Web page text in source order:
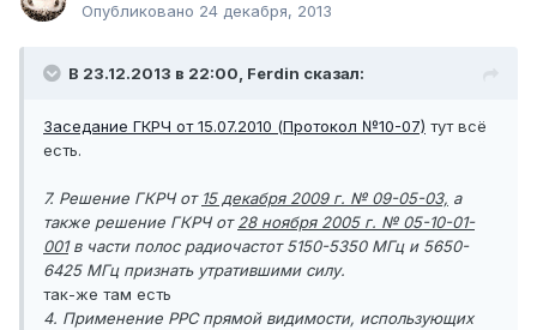
Опубликовано 24 декабря, 2013
В 23.12.2013 в 22:00, Ferdin сказал:
Заседание ГКРЧ от 15.07.2010 (Протокол №10-07) тут всё
есть.
7. Решение ГКРЧ от 15 декабря 2009 г. № 09-05-03, а
также решение ГКРЧ от28 ноября 2005 г. № 05-10-01-
001в части полос радиочастот 5150-5350 МГц и 5650-
6425 МГц признать утратившими силу.
так-же там есть
4. Применение РРС прямой видимости, использующих